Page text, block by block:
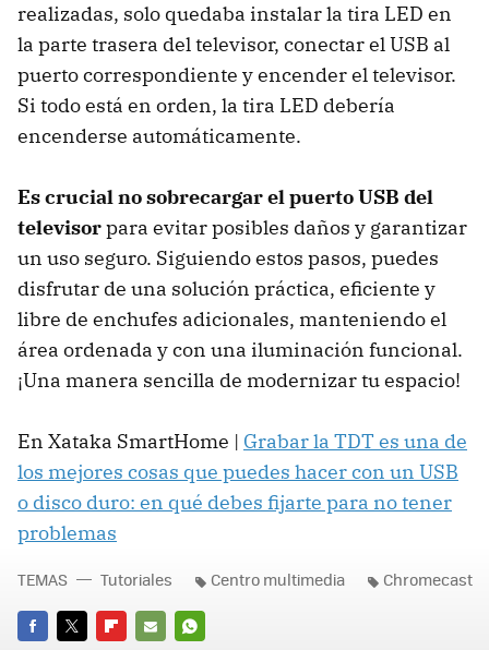
realizadas, solo quedaba instalar la tira LED en
la parte trasera del televisor, conectar el USB al
puerto correspondiente y encender el televisor.
Si todo está en orden, la tira LED debería
encenderse automáticamente.
Es crucial no sobrecargar el puerto USB del
televisorpara evitar posibles daños y garantizar
un uso seguro. Siguiendo estos pasos, puedes
disfrutar de una solución práctica, eficiente y
libre de enchufes adicionales, manteniendo el
área ordenada y con una iluminación funcional.
¡Una manera sencilla de modernizar tu espacio!
En Xataka SmartHome | Grabar la TDT es una de
los mejores cosas que puedes hacer con un USB
o disco duro: en qué debes fijarte para no tener
problemas
TEMAS Tutoriales Centro multimedia Chromecast